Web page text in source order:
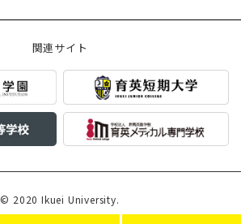
関連サイト
© 2020 Ikuei University.